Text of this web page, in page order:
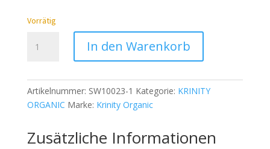
Vorrätig
Organic
-
150ml
Menge
In den Warenkorb
Artikelnummer: SW10023-1 Kategorie: KRINITY
ORGANIC Marke: Krinity Organic
Zusätzliche Informationen